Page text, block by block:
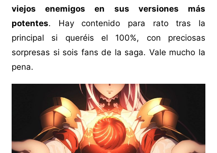
viejos enemigos en sus versiones más
potentes. Hay contenido para rato tras la
principal si queréis el 100%, con preciosas
sorpresas si sois fans de la saga. Vale mucho la
pena.